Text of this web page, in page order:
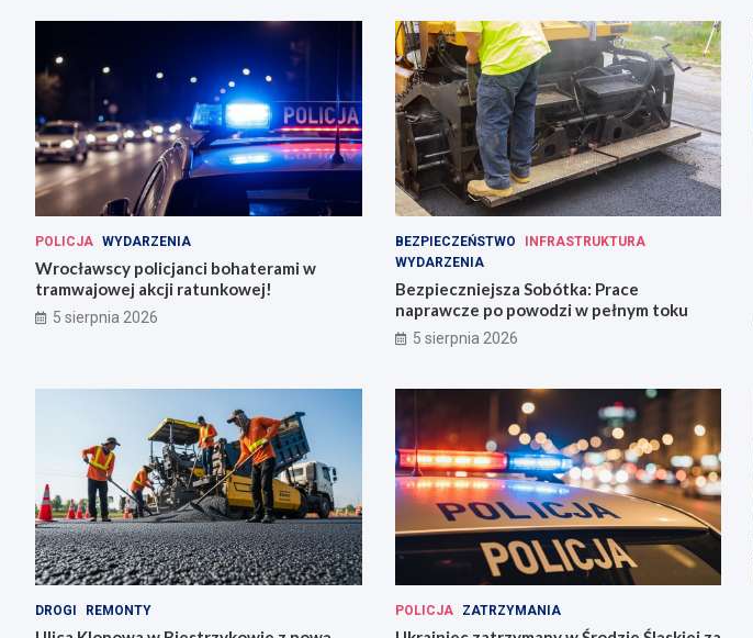
POLICJA WYDARZENIA
Wrocławscy policjanci bohaterami w
tramwajowej akcji ratunkowej!
5 sierpnia 2026
BEZPIECZEŃSTWO
INFRASTRUKTURA
WYDARZENIA
Bezpieczniejsza Sobótka: Prace
naprawcze po powodzi w pełnym toku
5 sierpnia 2026
DROGI REMONTY POLICJA ZATRZYMANIA